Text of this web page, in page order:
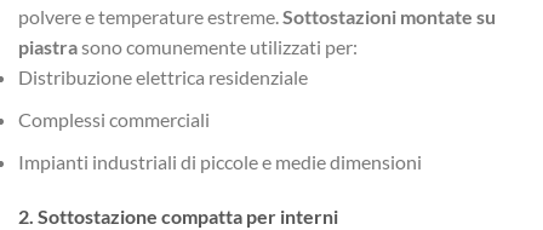
polvere e temperature estreme.Sottostazioni montate su
piastrasono comunemente utilizzati per:
Distribuzione elettrica residenziale
Complessi commerciali
Impianti industriali di piccole e medie dimensioni
2. Sottostazione compatta per interni